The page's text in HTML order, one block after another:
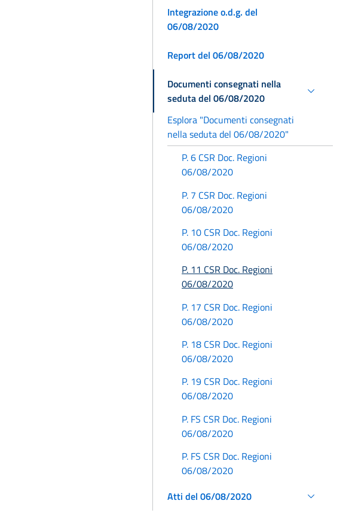
Integrazione o.d.g. del
06/08/2020
Report del 06/08/2020
Documenti consegnati nella
seduta del 06/08/2020
Esplora "Documenti consegnati
nella seduta del 06/08/2020"
P. 6 CSR Doc. Regioni
06/08/2020
P. 7 CSR Doc. Regioni
06/08/2020
P. 10 CSR Doc. Regioni
06/08/2020
P. 11 CSR Doc. Regioni
06/08/2020
P. 17 CSR Doc. Regioni
06/08/2020
P. 18 CSR Doc. Regioni
06/08/2020
P. 19 CSR Doc. Regioni
06/08/2020
P. FS CSR Doc. Regioni
06/08/2020
P. FS CSR Doc. Regioni
06/08/2020
Atti del 06/08/2020